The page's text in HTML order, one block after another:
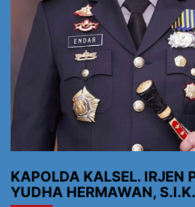
KAPOLDA KALSEL. IRJEN
YUDHA HERMAWAN,